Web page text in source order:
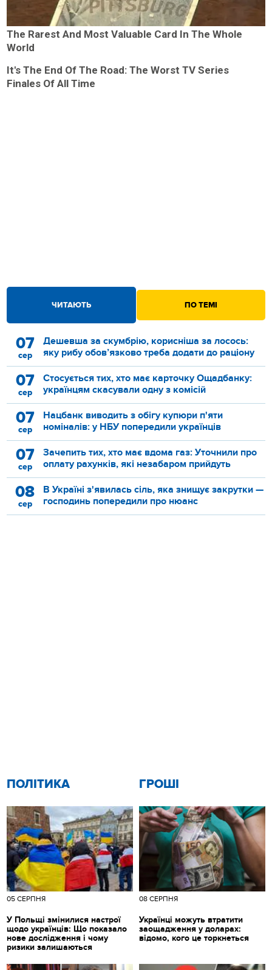
ЧИТАЮТЬ ПО ТЕМІ
07
сер
Дешевша за скумбрію, корисніша за лосось:
яку рибу обов’язково треба додати до раціону
07
сер
Стосується тих, хто має карточку Ощадбанку:
українцям скасували одну з комісій
07
сер
Нацбанк виводить з обігу купюри п'яти
номіналів: у НБУ попередили українців
07
сер
Зачепить тих, хто має вдома газ: Уточнили про
оплату рахунків, які незабаром прийдуть
08
сер
В Україні з'явилась сіль, яка знищує закрутки —
господинь попередили про нюанс
The Rarest And Most Valuable Card In The Whole
World
It's The End Of The Road: The Worst TV Series
Finales Of All Time
ПОЛІТИКА
05 СЕРПНЯ
У Польщі змінилися настрої
щодо українців: Що показало
нове дослідження і чому
ризики залишаються
ГРОШІ
08 СЕРПНЯ
Українці можуть втратити
заощадження у доларах:
відомо, кого це торкнеться